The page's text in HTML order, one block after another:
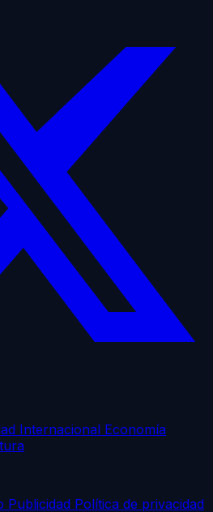
Internacional Economía
Publicidad Política de privacidad